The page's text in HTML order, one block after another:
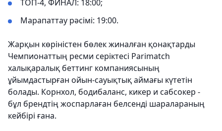
ТОП-4, ФИНАЛ: 18:00;
Марапаттау рәсімі: 19:00.
Жарқын көріністен бөлек жиналған қонақтарды
Чемпионаттың ресми серіктесі Parimatch
халықаралық беттинг компаниясының
ұйымдастырған ойын-сауықтық аймағы күтетін
болады. Корнхол, бодибаланс, кикер и сабсокер -
бұл брендтің жоспарлаған белсенді шаралараның
кейбірі ғана.